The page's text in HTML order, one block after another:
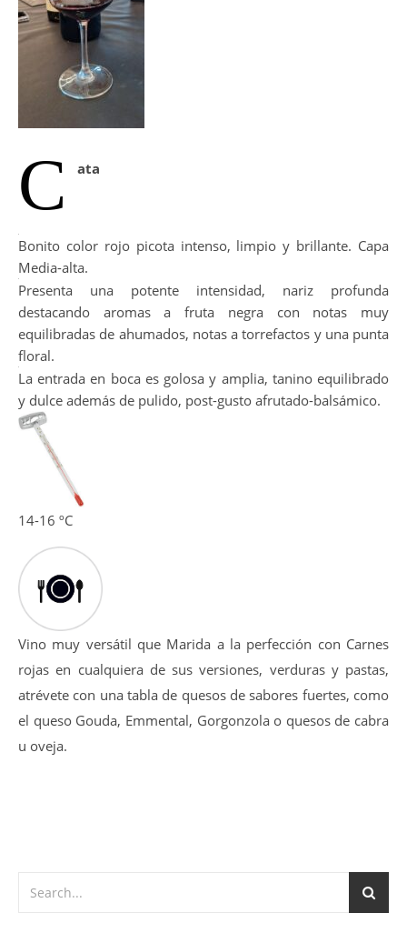
C ata
Bonito color rojo picota intenso, limpio y brillante. Capa
Media-alta.
Presenta una potente intensidad, nariz profunda
destacando aromas a fruta negra con notas muy
equilibradas de ahumados, notas a torrefactos y una punta
floral.
La entrada en boca es golosa y amplia, tanino equilibrado
y dulce además de pulido, post-gusto afrutado-balsámico.
14-16 ºC
Vino muy versátil que Marida a la perfección con Carnes
rojas en cualquiera de sus versiones, verduras y pastas,
atrévete con una tabla de quesos de sabores fuertes, como
el queso Gouda, Emmental, Gorgonzola o quesos de cabra
u oveja.